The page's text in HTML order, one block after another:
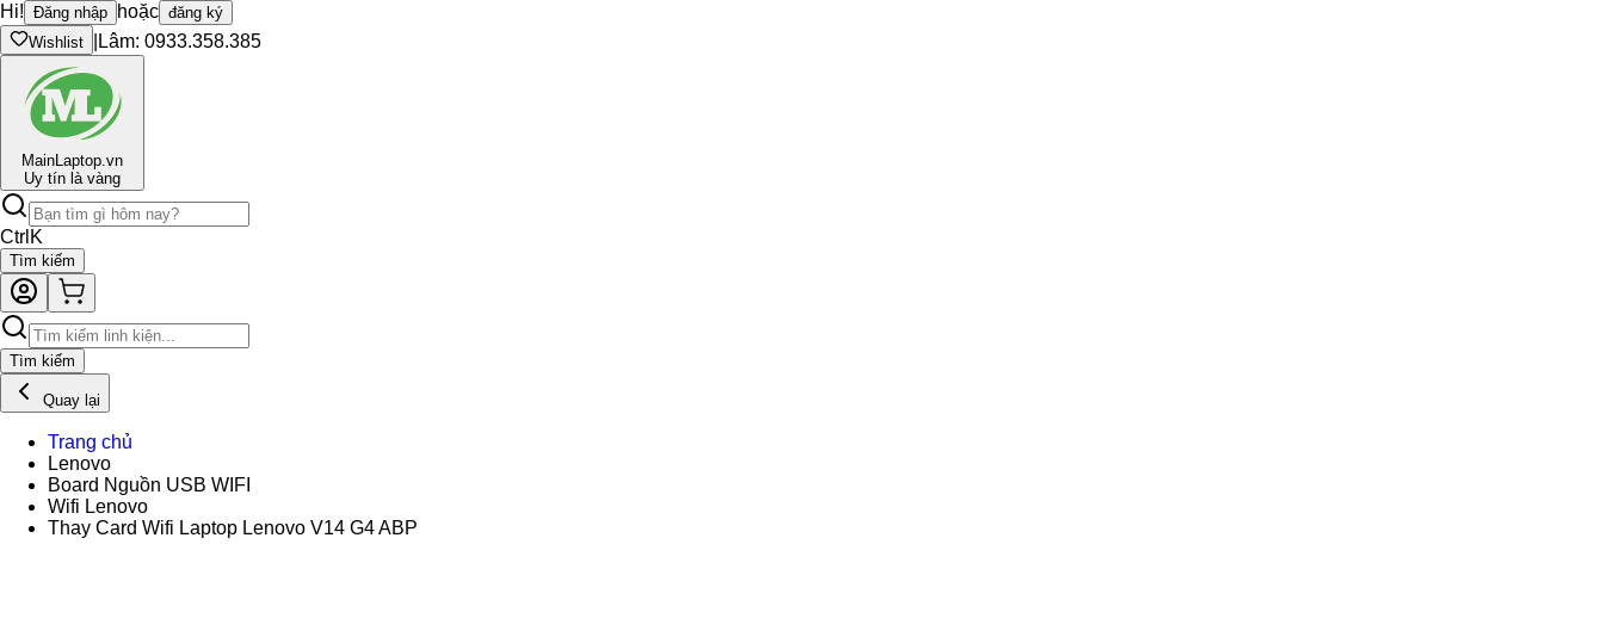
Hi! Đăng nhập hoặc đăng ký
Wishlist
Lâm: 0933.358.385
MainLaptop.vn
Uy tín là vàng
Ctrl K
Tìm kiếm
Tìm kiếm
Quay lại
Trang chủ
Lenovo
Board Nguồn USB WIFI
Wifi Lenovo
Thay Card Wifi Laptop Lenovo V14 G4 ABP